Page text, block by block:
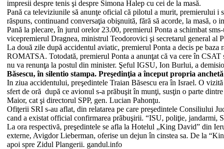
impresii despre tenis şi despre Simona Halep cu cei de la masă.
Pană ca televiziunile să anunţe oficial că pilotul a murit, premierului i
răspuns, continuand conversaţia obişnuită, fără să acorde, la masă, o
Pană la plecare, în jurul orelor 23.00, premierul Ponta a schimbat
vicepremierul Dragnea, ministrul Teodorovici şi secretarul general al
La două zile după accidentul aviatic, premierul Ponta a decis pe
ROMATSA. Totodată, premierul Ponta a anunţat că va cere în
nu va renunţa la postul din minister. Şeful IGSU, Ion Burlui, a
Băsescu, în silentio stampa. Preşedinţia a început propria anchetă
In ziua accidentului, preşedintele Traian Băsescu era în Israel. O
sfert de oră după ce avionul s-a prăbuşit în munţi, susţin o parte
Maior, cat şi directorul SPP, gen. Lucian Pahonţu.
Ofiţerii SRI s-au aflat, din relatarea pe care preşedintele Consiliului
cand a existat official confirmarea prăbuşirii. “ISU, poliţie, jandarmi,
La ora respectivă, preşedintele se afla la Hotelul „King David” din
externe, Avigdor Lieberman, oferise un dejun în cinstea sa. De la
apoi spre Zidul Plangerii. gandul.info